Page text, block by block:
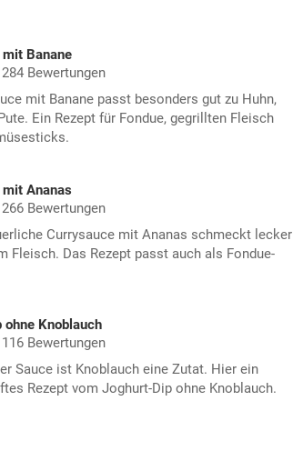
Banane
284 Bewertungen
mit Banane passt besonders gut zu Huhn,
Ein Rezept für Fondue, gegrillten Fleisch
Ananas
266 Bewertungen
Currysauce mit Ananas schmeckt lecker
Fleisch. Das Rezept passt auch als Fondue-
Knoblauch
116 Bewertungen
Sauce ist Knoblauch eine Zutat. Hier ein
Rezept vom Joghurt-Dip ohne Knoblauch.